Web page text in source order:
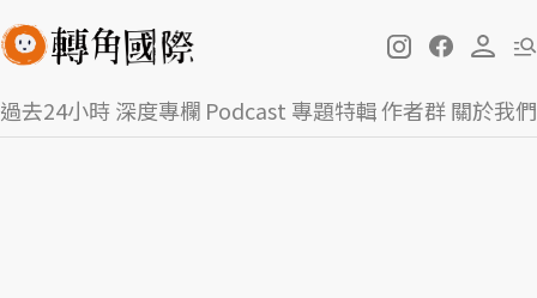
過去24小時深度專欄 Podcast 專題特輯作者群關於我們